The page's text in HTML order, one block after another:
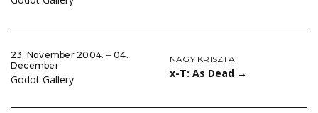
23. November 2004. ‒ 04.
December
Godot Gallery
NAGY KRISZTA
x-T: As Dead →